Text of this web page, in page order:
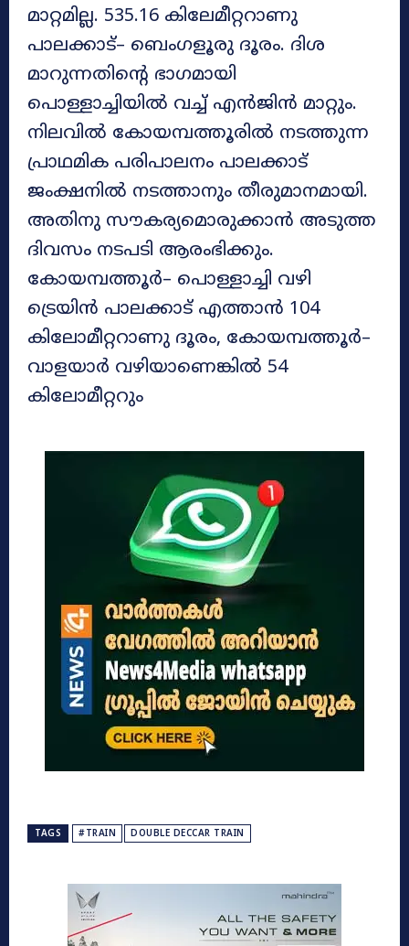
മാറ്റമില്ല. 535.16 കിലേ‍മീറ്ററാണു
പാലക്കാട്– ബെംഗളൂരു ദൂരം. ദിശ
മാറുന്നതിന്റെ ഭാഗമായി
പെ‍ാള്ളാച്ചിയിൽ വച്ച് എൻജിൻ മാറ്റും.
നിലവിൽ കേ‍ായമ്പത്തൂരിൽ നടത്തുന്ന
പ്രാഥമിക പരിപാലനം പാലക്കാട്
ജംക്ഷനിൽ നടത്താനും തീരുമാനമായി.
അതിനു സൗകര്യമെ‍ാരുക്കാൻ അടുത്ത
ദിവസം നടപടി ആരംഭിക്കും.
കേ‍ായമ്പത്തൂർ– പെ‍ാള്ളാച്ചി വഴി
ട്രെയിൻ പാലക്കാട് എത്താൻ 104
കിലേ‌ാമീറ്ററാണു ദൂരം, കേ‍ായമ്പത്തൂർ–
വാളയാർ വഴിയാണെങ്കിൽ 54
കിലേ‍ാമീറ്ററും
TAGS #TRAIN DOUBLE DECCAR TRAIN